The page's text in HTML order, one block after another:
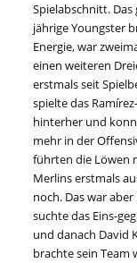
Spielabschnitt.
jährige Youngster
Energie, war
einen weiteren
erstmals seit
spielte das
hinterher und
mehr in der
führten die Löwen
Merlins erstmals
noch. Das war
suchte das Eins-
und danach David
brachte sein Team